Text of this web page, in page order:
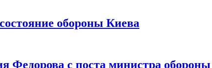
обороны Киева
Федорова с поста министра